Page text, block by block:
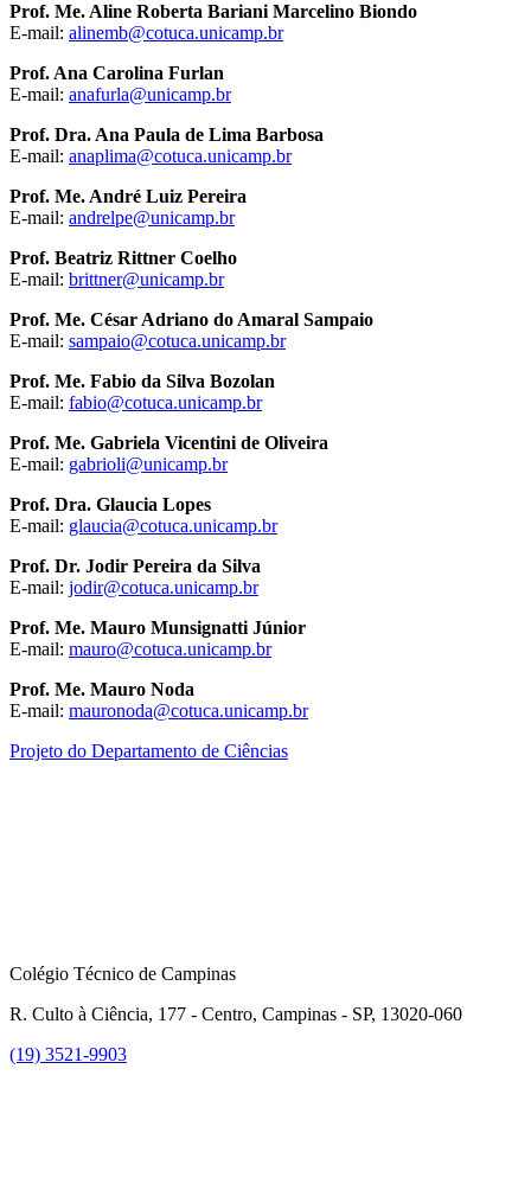
Prof. Me. Aline Roberta Bariani Marcelino Biondo
E-mail: alinemb@cotuca.unicamp.br
Prof. Ana Carolina Furlan
E-mail: anafurla@unicamp.br
Prof. Dra. Ana Paula de Lima Barbosa
E-mail: anaplima@cotuca.unicamp.br
Prof. Me. André Luiz Pereira
E-mail: andrelpe@unicamp.br
Prof. Beatriz Rittner Coelho
E-mail: brittner@unicamp.br
Prof. Me. César Adriano do Amaral Sampaio
E-mail: sampaio@cotuca.unicamp.br
Prof. Me. Fabio da Silva Bozolan
E-mail: fabio@cotuca.unicamp.br
Prof. Me. Gabriela Vicentini de Oliveira
E-mail: gabrioli@unicamp.br
Prof. Dra. Glaucia Lopes
E-mail: glaucia@cotuca.unicamp.br
Prof. Dr. Jodir Pereira da Silva
E-mail: jodir@cotuca.unicamp.br
Prof. Me. Mauro Munsignatti Júnior
E-mail: mauro@cotuca.unicamp.br
Prof. Me. Mauro Noda
E-mail: mauronoda@cotuca.unicamp.br
Projeto do Departamento de Ciências
Colégio Técnico de Campinas
R. Culto à Ciência, 177 - Centro, Campinas - SP, 13020-060
(19) 3521-9903